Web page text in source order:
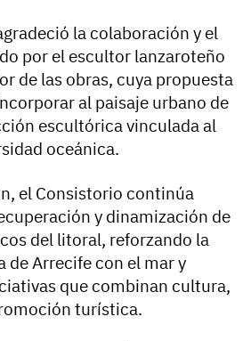
la colaboración y el
por el escultor lanzaroteño
de las obras, cuya propuesta
al paisaje urbano de
escultórica vinculada al
oceánica.
el Consistorio continúa
y dinamización de
del litoral, reforzando la
de Arrecife con el mar y
que combinan cultura,
turística.